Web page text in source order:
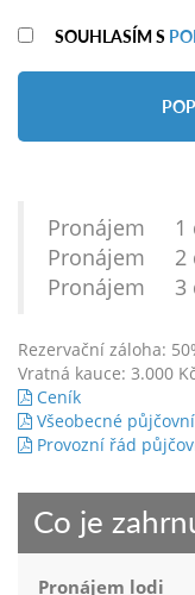
SOUHLASÍM S
Pronájem 1
Pronájem 2
Pronájem 3
Rezervační záloha:
Vratná kauce: 3.000 Kč
Ceník
Všeobecné
Provozní řád
Co je
Pronájem lodi